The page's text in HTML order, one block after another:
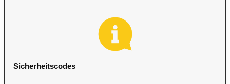
Sicherheitscodes